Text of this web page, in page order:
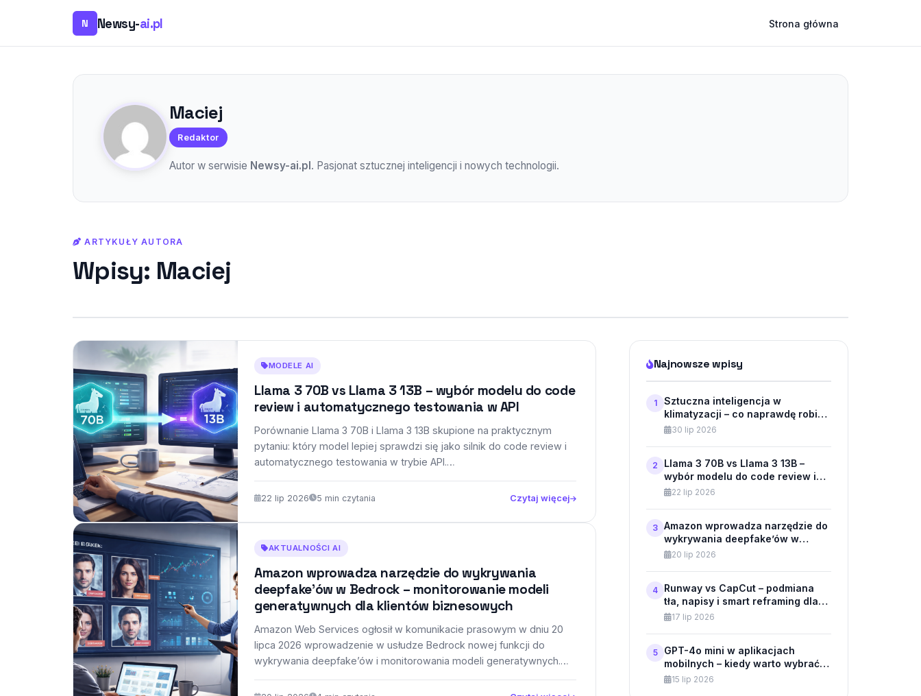
N Newsy-ai.pl Strona główna
Maciej
Redaktor
Autor w serwisie Newsy-ai.pl. Pasjonat sztucznej inteligencji i nowych technologii.
ARTYKUŁY AUTORA
Wpisy: Maciej
MODELE AI
Llama 3 70B vs Llama 3 13B – wybór modelu do code
review i automatycznego testowania w API
Porównanie Llama 3 70B i Llama 3 13B skupione na praktycznym
pytaniu: który model lepiej sprawdzi się jako silnik do code review i
automatycznego testowania w trybie API.…
22 lip 2026 5 min czytania Czytaj więcej
AKTUALNOŚCI AI
Amazon wprowadza narzędzie do wykrywania
deepfake’ów w Bedrock – monitorowanie modeli
generatywnych dla klientów biznesowych
Amazon Web Services ogłosił w komunikacie prasowym w dniu 20
lipca 2026 wprowadzenie w usłudze Bedrock nowej funkcji do
wykrywania deepfake’ów i monitorowania modeli generatywnych.
Najnowsze wpisy
1
Sztuczna inteligencja w
klimatyzacji – co naprawdę robi
technologia G-AI?
30 lip 2026
2
Llama 3 70B vs Llama 3 13B –
wybór modelu do code review i
automatycznego testowania w API
22 lip 2026
3 Amazon wprowadza narzędzie do
wykrywania deepfake’ów w
Bedrock – monitorowanie modeli
20 lip 2026
4
Runway vs CapCut – podmiana
tła, napisy i smart reframing dla
krótkich form wideo
17 lip 2026
5
GPT-4o mini w aplikacjach
mobilnych – kiedy warto wybrać
API zamiast wbudowanej
15 lip 2026